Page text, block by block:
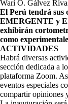
Wari O. Gálvez
El Perú tendrá sus
EMERGENTE y
exhibirán
como
ACTIVIDADES
Habrá diversas
sección dedicada a
plataforma Zoom.
eventos especiales
compartir opiniones